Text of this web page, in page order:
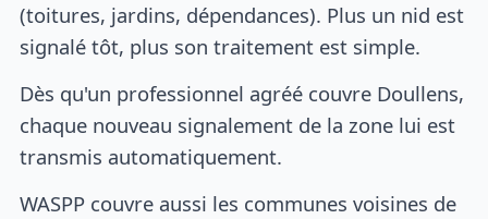
(toitures, jardins, dépendances). Plus un nid est
signalé tôt, plus son traitement est simple.
Dès qu'un professionnel agréé couvre Doullens,
chaque nouveau signalement de la zone lui est
transmis automatiquement.
WASPP couvre aussi les communes voisines de